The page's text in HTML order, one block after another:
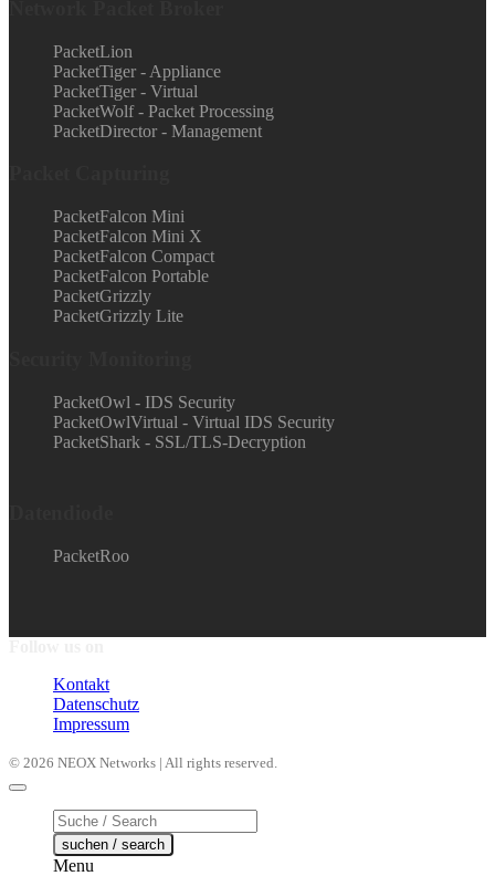
PacketLion
PacketTiger - Appliance
PacketTiger - Virtual
PacketWolf - Packet Processing
PacketDirector - Management
PacketFalcon Mini
PacketFalcon Mini X
PacketFalcon Compact
PacketFalcon Portable
PacketGrizzly
PacketGrizzly Lite
PacketOwl - IDS Security
PacketOwlVirtual - Virtual IDS Security
PacketShark - SSL/TLS-Decryption
PacketRoo
Kontakt
Datenschutz
Impressum
© 2026 NEOX Networks | All rights reserved.
Products
search
suchen / search
Menu